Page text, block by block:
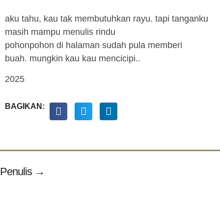
aku tahu, kau tak membutuhkan rayu. tapi tanganku
masih mampu menulis rindu
pohonpohon di halaman sudah pula memberi
buah. mungkin kau kau mencicipi..
2025
BAGIKAN:
Penulis →